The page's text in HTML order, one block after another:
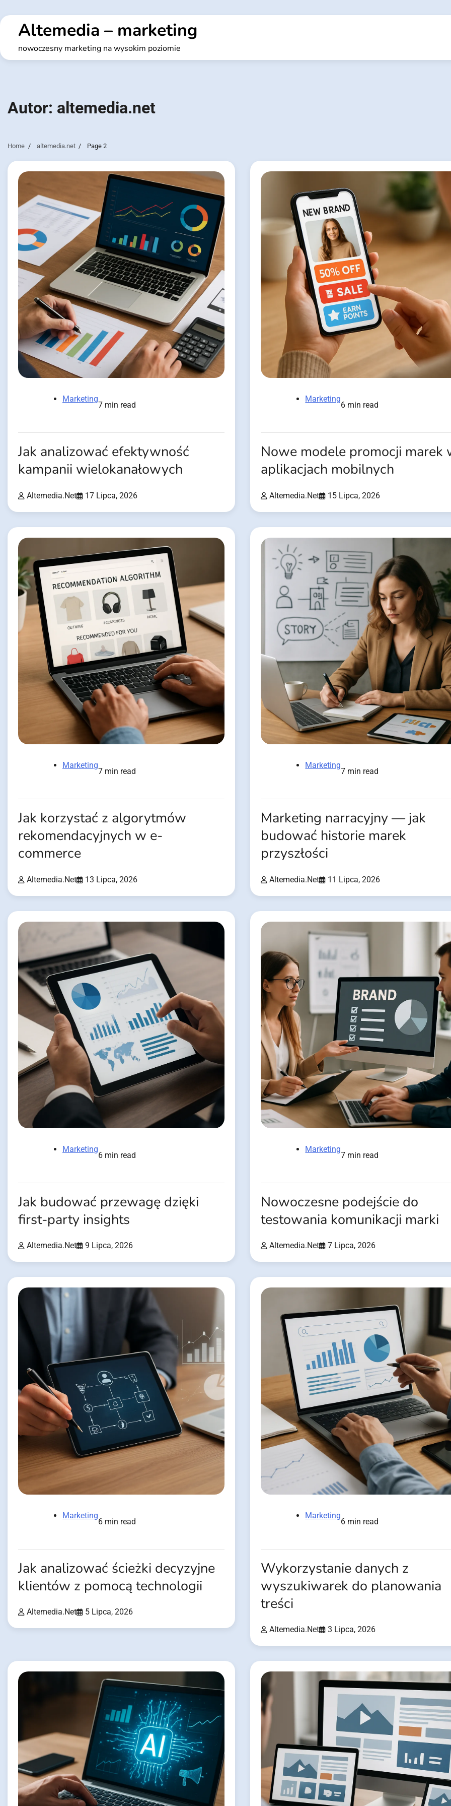
to
contentAltemedia – marketing
nowoczesny marketing na wysokim poziomie
Autor: altemedia.net
Home altemedia.net Page 2
Marketing
7 min read
Jak analizować efektywność
kampanii wielokanałowych
Altemedia.net 17 Lipca, 2026
Marketing
6 min read
Nowe modele promocji marek
aplikacjach mobilnych
Altemedia.net 15 Lipca, 2026
Marketing
7 min read
Jak korzystać z algorytmów
rekomendacyjnych w e-
commerce
Altemedia.net 13 Lipca, 2026
Marketing
7 min read
Marketing narracyjny — jak
budować historie marek
przyszłości
Altemedia.net 11 Lipca, 2026
Marketing
6 min read
Jak budować przewagę dzięki
first-party insights
Altemedia.net 9 Lipca, 2026
Marketing
7 min read
Nowoczesne podejście do
testowania komunikacji marki
Altemedia.net 7 Lipca, 2026
Marketing
6 min read
Jak analizować ścieżki decyzyjne
klientów z pomocą technologii
Altemedia.net 5 Lipca, 2026
Marketing
6 min read
Wykorzystanie danych z
wyszukiwarek do planowania
treści
Altemedia.net 3 Lipca, 2026